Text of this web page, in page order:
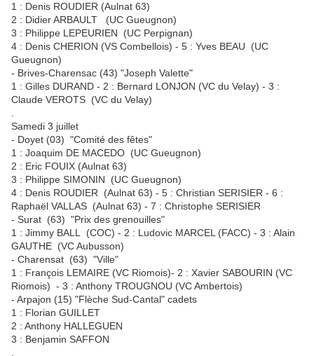
1 : Denis ROUDIER (Aulnat 63)
2 : Didier ARBAULT (UC Gueugnon)
3 : Philippe LEPEURIEN (UC Perpignan)
4 : Denis CHERION (VS Combellois) - 5 : Yves BEAU (UC
Gueugnon)
- Brives-Charensac (43) "Joseph Valette"
1 : Gilles DURAND - 2 : Bernard LONJON (VC du Velay) - 3 :
Claude VEROTS (VC du Velay)
Samedi 3 juillet
- Doyet (03) "Comité des fêtes"
1 : Joaquim DE MACEDO (UC Gueugnon)
2 : Eric FOUIX (Aulnat 63)
3 : Philippe SIMONIN (UC Gueugnon)
4 : Denis ROUDIER (Aulnat 63) - 5 : Christian SERISIER - 6 :
Raphaël VALLAS (Aulnat 63) - 7 : Christophe SERISIER
- Surat (63) "Prix des grenouilles"
1 : Jimmy BALL (COC) - 2 : Ludovic MARCEL (FACC) - 3 : Alain
GAUTHE (VC Aubusson)
- Charensat (63) "Ville"
1 : François LEMAIRE (VC Riomois)- 2 : Xavier SABOURIN (VC
Riomois) - 3 : Anthony TROUGNOU (VC Ambertois)
- Arpajon (15) "Flèche Sud-Cantal" cadets
1 : Florian GUILLET
2 : Anthony HALLEGUEN
3 : Benjamin SAFFON